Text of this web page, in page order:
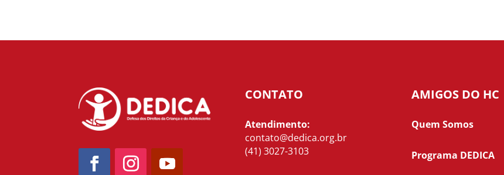
CONTATO
Atendimento:
contato@dedica.org.br
(41) 3027-3103
AMIGOS DO HC
Quem Somos
Programa DEDICA